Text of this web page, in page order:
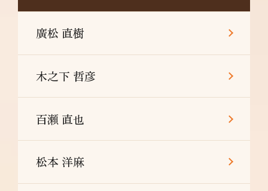
廣松 直樹
木之下 哲彦
百瀬 直也
松本 洋麻